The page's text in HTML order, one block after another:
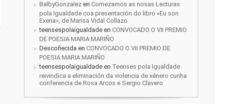
BalbyGonzalez en Comezamos as nosas Lecturas
pola Igualdade coa presentación do libro «Eu son
Exeria», de Marisa Vidal Collazo
teensespolaigualdade en CONVOCADO O VII PREMIO
DE POESIA MARIA MARIÑO
Descoñecida en CONVOCADO O VII PREMIO DE
POESIA MARIA MARIÑO
teensespolaigualdade en Teenses pola Igualdade
reivindica a eliminación da violencia de xénero cunha
conferencia de Rosa Arcos e Sergio Clavero